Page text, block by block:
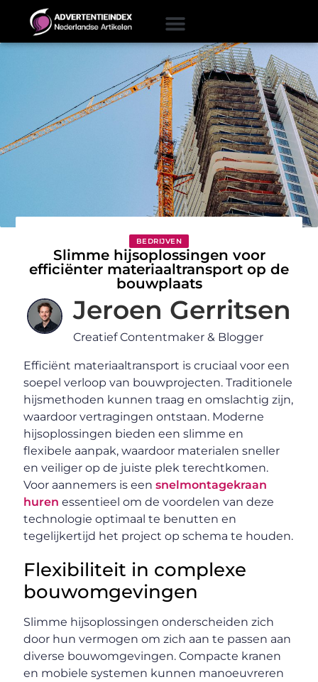
BEDRIJVEN
Slimme hijsoplossingen voor
efficiënter materiaaltransport op de
bouwplaats
Jeroen Gerritsen
Creatief Contentmaker & Blogger
Efficiënt materiaaltransport is cruciaal voor een
soepel verloop van bouwprojecten. Traditionele
hijsmethoden kunnen traag en omslachtig zijn,
waardoor vertragingen ontstaan. Moderne
hijsoplossingen bieden een slimme en
flexibele aanpak, waardoor materialen sneller
en veiliger op de juiste plek terechtkomen.
Voor aannemers is eensnelmontagekraan
huren essentieel om de voordelen van deze
technologie optimaal te benutten en
tegelijkertijd het project op schema te houden.
Flexibiliteit in complexe
bouwomgevingen
Slimme hijsoplossingen onderscheiden zich
door hun vermogen om zich aan te passen aan
diverse bouwomgevingen. Compacte kranen
en mobiele systemen kunnen manoeuvreren